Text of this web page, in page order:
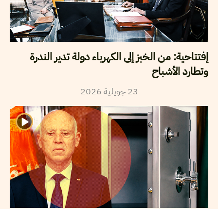
إفتتاحية: من الخبز إلى الكهرباء دولة تدير الندرة
وتطارد الأشباح
23 جويلية2026